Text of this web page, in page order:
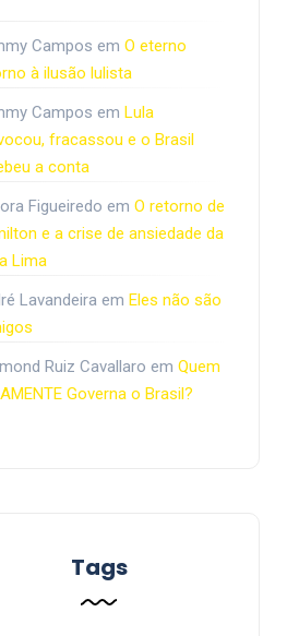
Campos em O eterno
à ilusão lulista
Campos em Lula
fracassou e o Brasil
a conta
Figueiredo em O retorno de
e a crise de ansiedade da
Lima
Lavandeiraem Eles não são
Ruiz Cavallaro em Quem
Governa o Brasil?
Tags